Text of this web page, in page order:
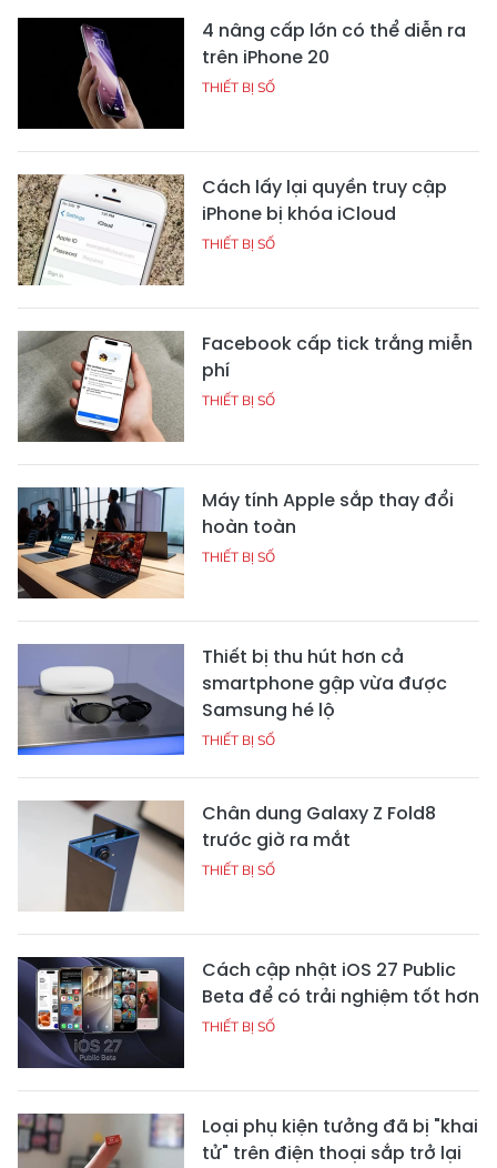
4 nâng cấp lớn có thể diễn ra
trên iPhone 20
THIẾT BỊ SỐ
Cách lấy lại quyền truy cập
iPhone bị khóa iCloud
THIẾT BỊ SỐ
Facebook cấp tick trắng miễn
phí
THIẾT BỊ SỐ
Máy tính Apple sắp thay đổi
hoàn toàn
THIẾT BỊ SỐ
Thiết bị thu hút hơn cả
smartphone gập vừa được
Samsung hé lộ
THIẾT BỊ SỐ
Chân dung Galaxy Z Fold8
trước giờ ra mắt
THIẾT BỊ SỐ
Cách cập nhật iOS 27 Public
Beta để có trải nghiệm tốt hơn
THIẾT BỊ SỐ
Loại phụ kiện tưởng đã bị "khai
tử" trên điện thoại sắp trở lại